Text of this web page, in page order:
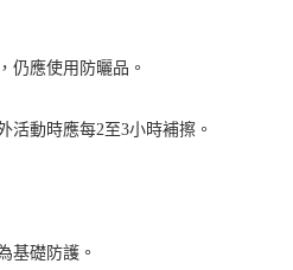
仍應使用防曬品。
活動時應每2至3小時補擦。
基礎防護。